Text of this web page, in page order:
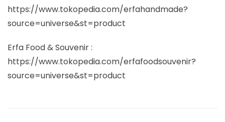
https://www.tokopedia.com/erfahandmade?
source=universe&st=product
Erfa Food & Souvenir :
https://www.tokopedia.com/erfafoodsouvenir?
source=universe&st=product